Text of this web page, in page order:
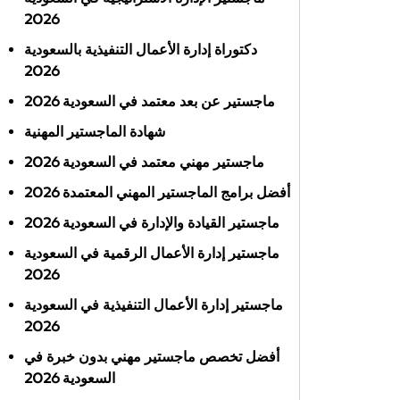
2026
دكتوراة إدارة الأعمال التنفيذية بالسعودية
2026
ماجستير عن بعد معتمد في السعودية 2026
شهادة الماجستير المهنية
ماجستير مهني معتمد في السعودية 2026
أفضل برامج الماجستير المهني المعتمدة 2026
ماجستير القيادة والإدارة في السعودية 2026
ماجستير إدارة الأعمال الرقمية في السعودية
2026
ماجستير إدارة الأعمال التنفيذية في السعودية
2026
أفضل تخصص ماجستير مهني بدون خبرة في
السعودية 2026